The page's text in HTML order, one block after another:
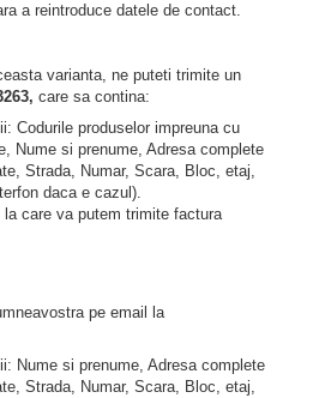
a reintroduce datele de contact.
varianta, ne puteti trimite un
care sa contina:
Codurile produselor impreuna cu
Nume si prenume, Adresa complete
Strada, Numar, Scara, Bloc, etaj,
daca e cazul).
la care va putem trimite factura
pe email la
Nume si prenume, Adresa complete
Strada, Numar, Scara, Bloc, etaj,